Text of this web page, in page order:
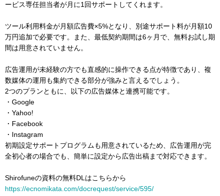
ービス専任担当者が月に1回サポートしてくれます。
ツール利用料金が月額広告費×5%となり、別途サポート料が月額10
万円追加で必要です。また、最低契約期間は6ヶ月で、無料お試し期
間は用意されていません。
広告運用が未経験の方でも直感的に操作できる点が特徴であり、複
数媒体の運用も集約できる部分が強みと言えるでしょう。
2つのプランともに、以下の広告媒体と連携可能です。
・Google
・Yahoo!
・Facebook
・Instagram
初期設定サポートプログラムも用意されているため、広告運用が完
全初心者の場合でも、簡単に設定から広告出稿まで対応できます。
Shirofuneの資料の無料DLはこちらから
https://ecnomikata.com/docrequest/service/595/